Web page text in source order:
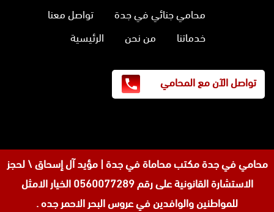
محامي جنائي في جدة
تواصل معنا
خدماتنا
من نحن الرئيسية
تواصل الآن مع المحامي
محامي في جدةمكتب محاماة في جدة | مؤيد آل إسحاق \ لحجز
الاستشارة القانونية على رقم 0560077289 الخيار الامثل
للمواطنين والوافدين في عروس البحر الاحمر جده .